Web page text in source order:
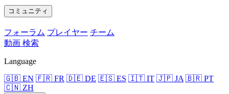
コミュニティ
フォーラム プレイヤー チーム
動画 検索
Language
🇬🇧 EN 🇫🇷 FR 🇩🇪 DE 🇪🇸 ES 🇮🇹 IT 🇯🇵 JA 🇧🇷 PT
🇨🇳 ZH